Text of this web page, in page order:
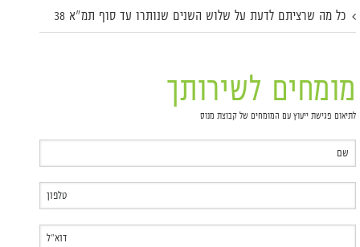
כל מה שרציתם לדעת על שלוש השנים שנותרו עד סוף תמ"א 38
מומחים לשירותך
לתיאום פגישת ייעוץ עם המומחים של קבוצת מנוס